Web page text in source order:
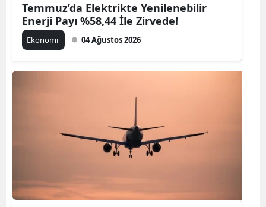
Temmuz’da Elektrikte Yenilenebilir
Enerji Payı %58,44 İle Zirvede!
Ekonomi 04 Ağustos 2026